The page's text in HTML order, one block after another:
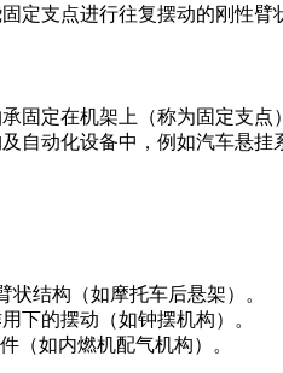
定支点进行往复摆动的刚性
固定在机架上（称为固定支
自动化设备中，例如汽车悬挂
状结构（如摩托车后悬架）。
下的摆动（如钟摆机构）。
（如内燃机配气机构）。